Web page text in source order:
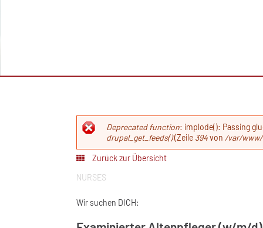
Deprecated function: implode(): Passing
drupal_get_feeds()(Zeile 394von /var/
Zurück zur Übersicht
NURSES
Wir suchen DICH: